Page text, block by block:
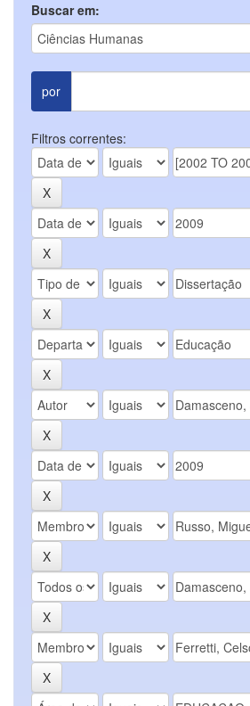
Buscar em:
por
Filtros correntes: